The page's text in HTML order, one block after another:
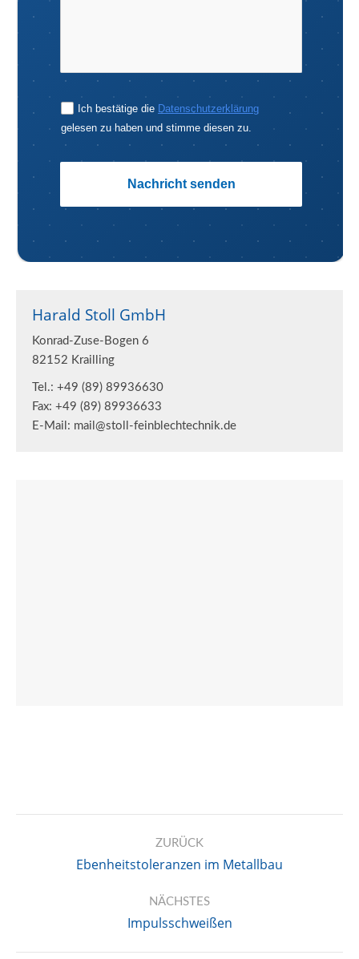
Ich bestätige die Datenschutzerklärung
gelesen zu haben und stimme diesen zu.
Nachricht senden
Harald Stoll GmbH
Konrad-Zuse-Bogen 6
82152 Krailling
Tel.: +49 (89) 89936630
Fax: +49 (89) 89936633
E-Mail: mail@stoll-feinblechtechnik.de
ZURÜCK
Vorheriger
Ebenheitstoleranzen im Metallbau
NÄCHSTES
Nächster
Impulsschweißen